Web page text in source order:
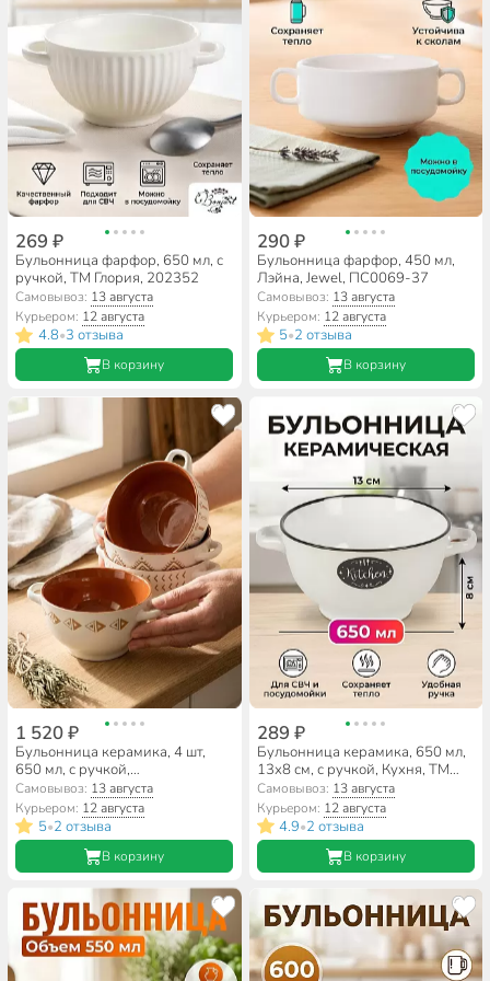
269 ₽
Бульонница фарфор, 650 мл, с
ручкой, ТМ Глория, 202352
Самовывоз: 13 августа
Курьером: 12 августа
4.8•3 отзыва
В корзину
290 ₽
Бульонница фарфор, 450 мл,
Лэйна, Jewel, ПС0069-37
Самовывоз: 13 августа
Курьером: 12 августа
5•2 отзыва
В корзину
1 520 ₽
Бульонница керамика, 4 шт,
650 мл, с ручкой,
металлическая подставка,
Геометрия, ТМ Глория, 202528
Самовывоз: 13 августа
Курьером: 12 августа
5•2 отзыва
В корзину
289 ₽
Бульонница керамика, 650 мл,
13х8 см, с ручкой, Кухня, ТМ
Глория, 202532
Самовывоз: 13 августа
Курьером: 12 августа
4.9•2 отзыва
В корзину